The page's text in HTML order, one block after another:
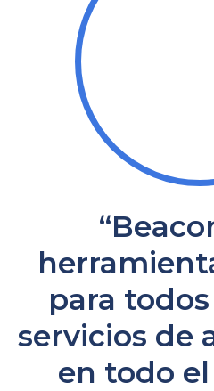
para
servicios de
en todo